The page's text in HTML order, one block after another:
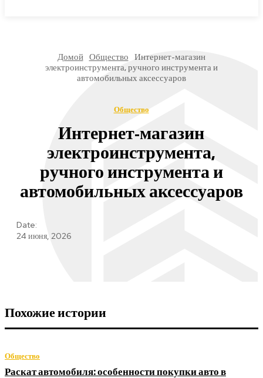
Домой Общество
Интернет-магазин
электроинструмента, ручного инструмента и
автомобильных аксессуаров
Общество
Интернет-магазин
электроинструмента,
ручного инструмента и
автомобильных аксессуаров
Date:
24 июня, 2026
Похожие истории
Общество
Раскат автомобиля: особенности покупки авто в